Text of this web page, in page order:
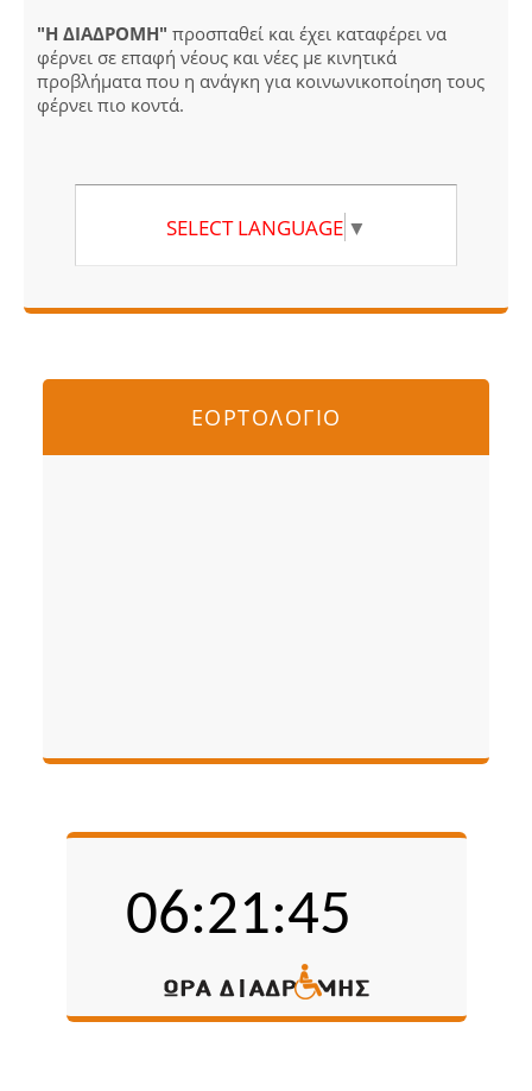
"Η ΔΙΑΔΡΟΜΗ" προσπαθεί και έχει καταφέρει να
φέρνει σε επαφή νέους και νέες με κινητικά
προβλήματα που η ανάγκη για κοινωνικοποίηση τους
φέρνει πιο κοντά.
SELECT LANGUAGE ▼
ΕΟΡΤΟΛΟΓΙΟ